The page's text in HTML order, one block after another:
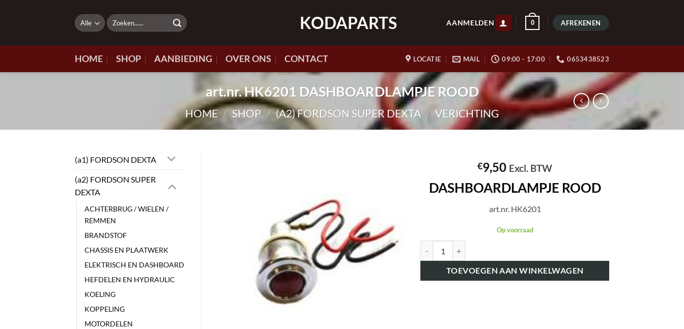
KODAPARTS
Zoeken
naar:
AANMELDEN 0 AFREKENEN
HOME SHOP AANBIEDING OVER ONS CONTACT LOCATIE MAIL 09:00 - 17:00 0653438523
art.nr. HK6201 DASHBOARDLAMPJE ROOD
HOME / SHOP / (A2) FORDSON SUPER DEXTA / VERICHTING
(a1) FORDSON DEXTA
(a2) FORDSON SUPER
DEXTA
ACHTERBRUG / WIELEN /
REMMEN
BRANDSTOF
CHASSIS EN PLAATWERK
ELEKTRISCH EN DASHBOARD
HEFDELEN EN HYDRAULIC
KOELING
KOPPELING
MOTORDELEN
€9,50 Excl. BTW
DASHBOARDLAMPJE ROOD
art.nr. HK6201
Op voorraad
TOEVOEGEN AAN WINKELWAGEN